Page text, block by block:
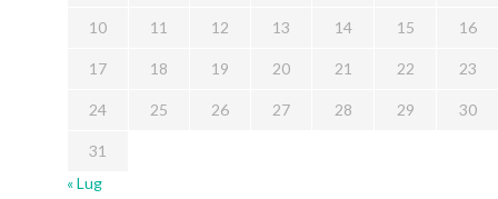
10 11 12 13 14 15 16
17 18 19 20 21 22 23
24 25 26 27 28 29 30
31
« Lug